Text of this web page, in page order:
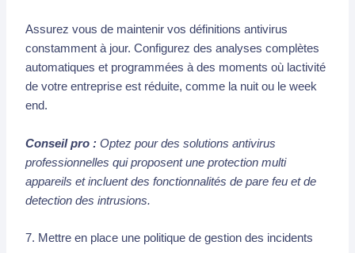
Assurez vous de maintenir vos définitions antivirus
constamment à jour. Configurez des analyses complètes
automatiques et programmées à des moments où lactivité
de votre entreprise est réduite, comme la nuit ou le week
end.
Conseil pro : Optez pour des solutions antivirus
professionnelles qui proposent une protection multi
appareils et incluent des fonctionnalités de pare feu et de
detection des intrusions.
7. Mettre en place une politique de gestion des incidents